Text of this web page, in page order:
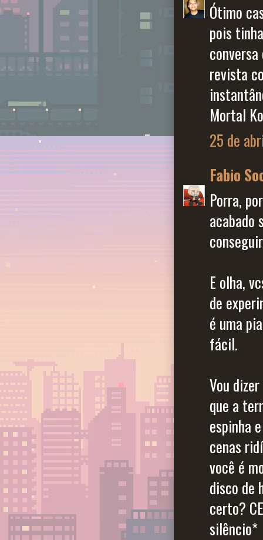
Ótimo
pois
revista
Mortal
25 de
Fabio
Porra,
acabado
E olha,
de
é uma
fácil.
Vou
que a
espinha
cenas
você é
disco de
certo?
silêncio*